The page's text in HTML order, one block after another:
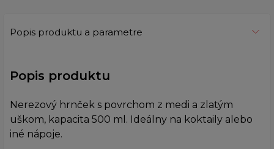
Popis produktu a parametre
Popis produktu
Nerezový hrnček s povrchom z medi a zlatým
uškom, kapacita 500 ml. Ideálny na koktaily alebo
iné nápoje.